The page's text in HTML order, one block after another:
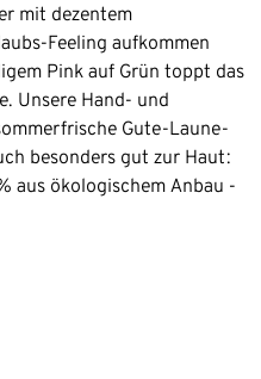
mit dezentem
Feeling aufkommen
Pink auf Grün toppt das
Unsere Hand- und
Gute-Laune-
besonders gut zur Haut:
aus ökologischem Anbau -